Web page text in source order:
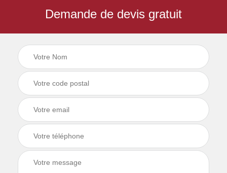
Demande de devis gratuit